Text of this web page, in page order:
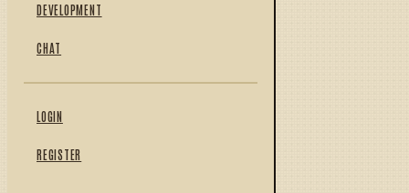
DEVELOPMENT
CHAT
LOGIN
REGISTER